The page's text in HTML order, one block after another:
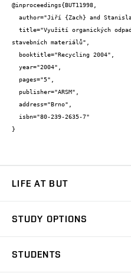
@inproceedings{BUT11998,
stavebních materiálů",
}
LIFE AT BUT
Dormitories
STUDY OPTIONS
STUDENTS